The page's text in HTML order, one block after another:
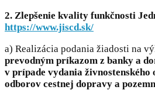
2. Zlepšenie kvality funkčnosti
https://www.jiscd.sk/
a) Realizácia podania žiadosti na
prevodným príkazom z banky a
v prípade vydania
odborov cestnej dopravy a